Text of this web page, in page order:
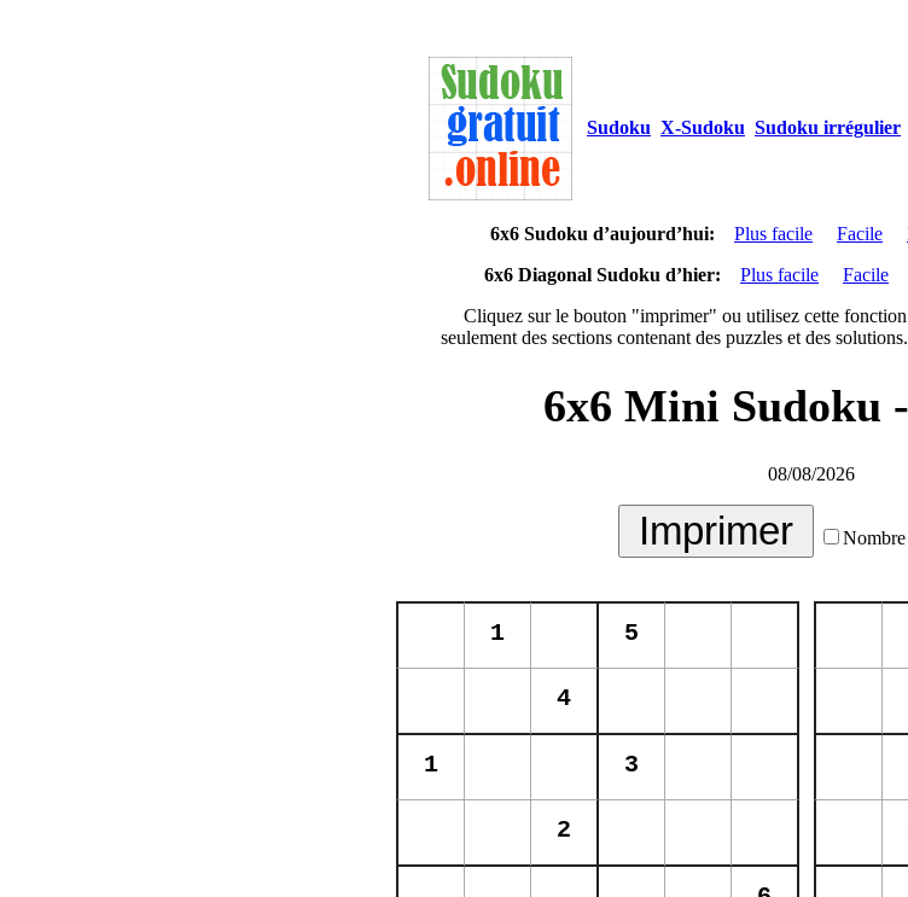
Sudoku X-Sudoku Sudoku irrégulier
6x6 Sudoku d’aujourd’hui: Plus facile Facile
6x6 Diagonal Sudoku d’hier:
Plus facile Facile
Cliquez sur le bouton "imprimer" ou utilisez cette
seulement des sections contenant des puzzles et des
6x6 Mini Sudoku
08/08/2026
Nombre